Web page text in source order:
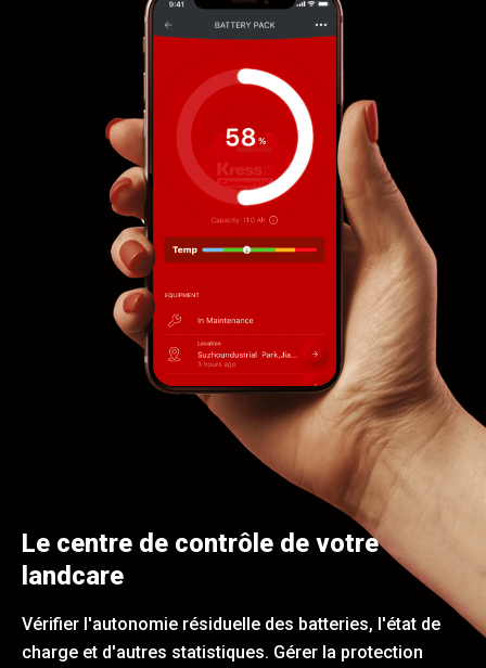
Le centre de contrôle de votre
landcare
Vérifier l'autonomie résiduelle des batteries, l'état de
charge et d'autres statistiques. Gérer la protection